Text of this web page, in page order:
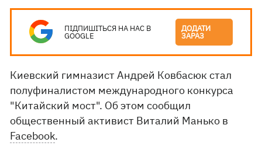
ПІДПИШІТЬСЯ НА НАС В
GOOGLE
ДОДАТИ
ЗАРАЗ
Киевский гимназист Андрей Ковбасюк стал
полуфиналистом международного конкурса
"Китайский мост". Об этом сообщил
общественный активист Виталий Манько в
Facebook.